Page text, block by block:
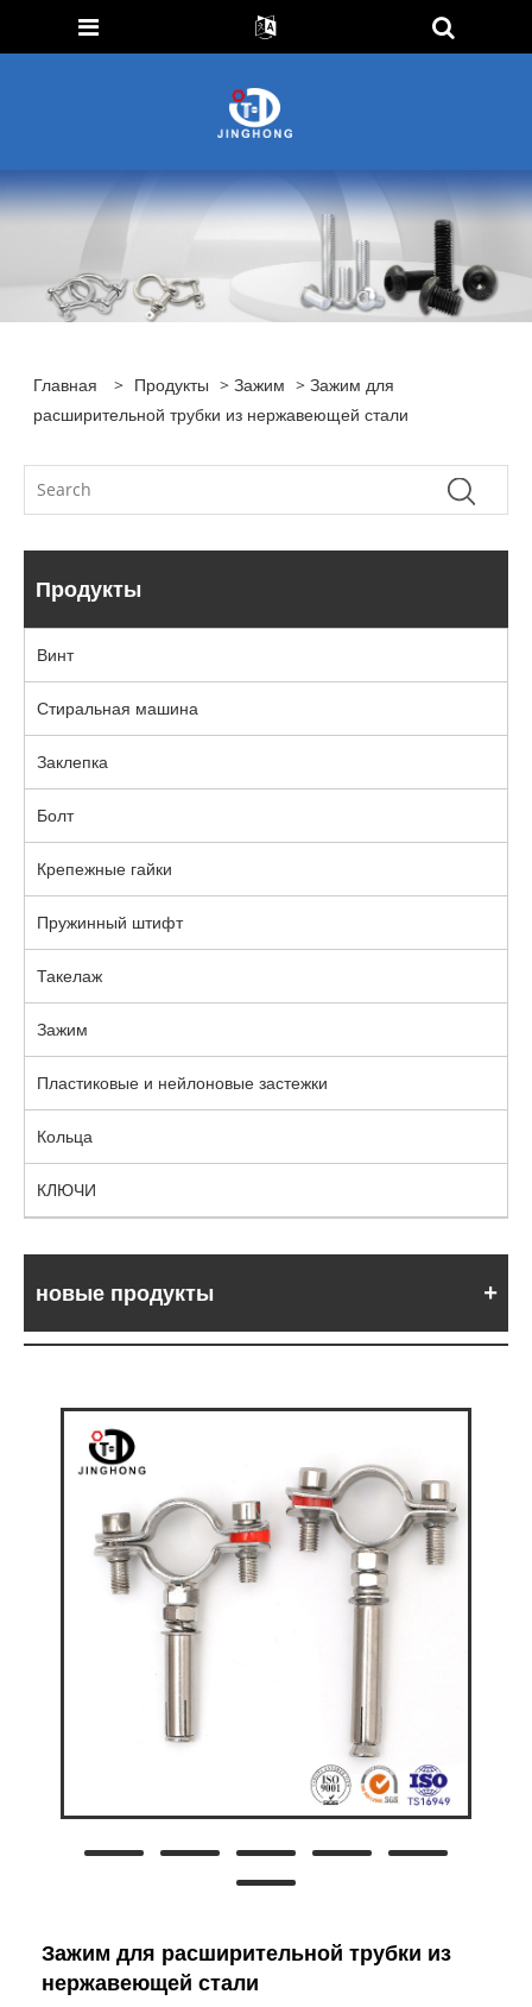
Главная > Продукты >Зажим > Зажим для
расширительной трубки из нержавеющей стали
Продукты
Винт
Стиральная машина
Заклепка
Болт
Крепежные гайки
Пружинный штифт
Такелаж
Зажим
Пластиковые и нейлоновые застежки
Кольца
КЛЮЧИ
новые продукты
Зажим для расширительной трубки из
нержавеющей стали